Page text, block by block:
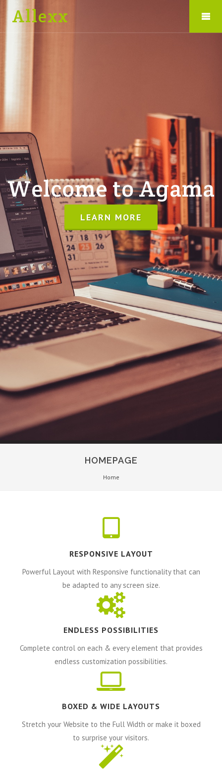
Allexx
Welcome to Agama
LEARN MORE
HOMEPAGE
Home
RESPONSIVE LAYOUT
Powerful Layout with Responsive functionality that can
be adapted to any screen size.
ENDLESS POSSIBILITIES
Complete control on each & every element that provides
endless customization possibilities.
BOXED & WIDE LAYOUTS
Stretch your Website to the Full Width or make it boxed
to surprise your visitors.